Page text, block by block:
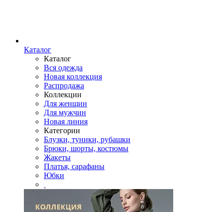
Каталог
Каталог
Вся одежда
Новая коллекция
Распродажа
Коллекции
Для женщин
Для мужчин
Новая линия
Категории
Блузки, туники, рубашки
Брюки, шорты, костюмы
Жакеты
Платья, сарафаны
Юбки